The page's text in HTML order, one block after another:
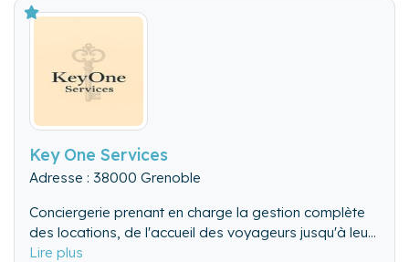
Key One Services
Adresse : 38000 Grenoble
Conciergerie prenant en charge la gestion complète
des locations, de l'accueil des voyageurs jusqu'à leur
départ, en passant par l'entretien du bien et la